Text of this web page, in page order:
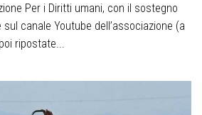
Per i Diritti umani, con il sostegno
sul canale Youtube dell’associazione (a
ripostate...